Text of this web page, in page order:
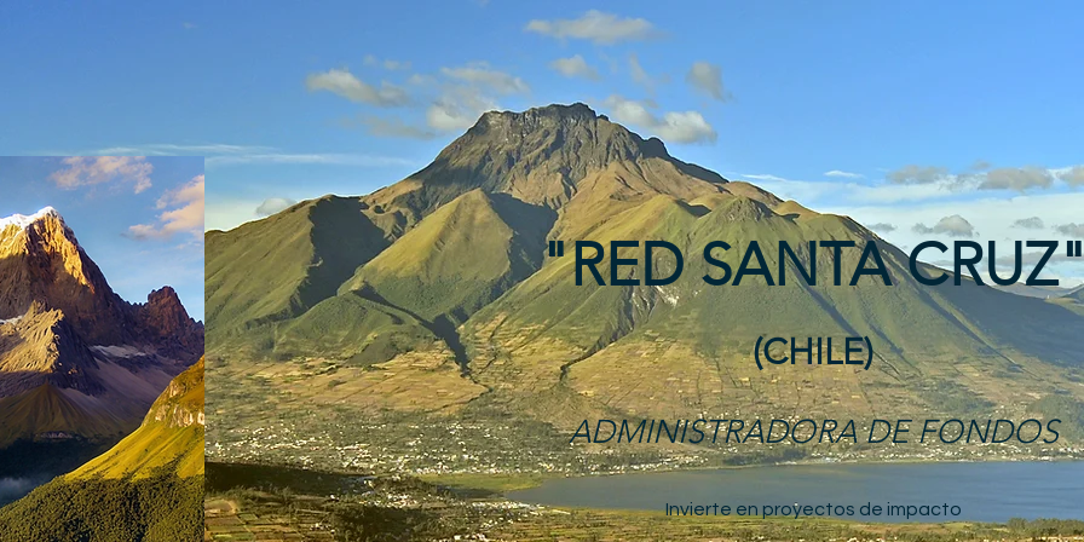
"RED SANTA
(CHILE)
ADMINISTRADORA DE FONDOS
Invierte en proyectos de impacto